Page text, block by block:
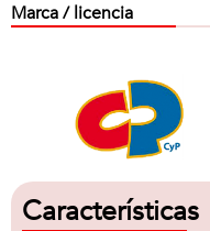
Marca / licencia
Características